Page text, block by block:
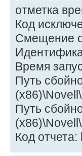
отметка
Код
Смещение
Время
Путь
Путь
Код